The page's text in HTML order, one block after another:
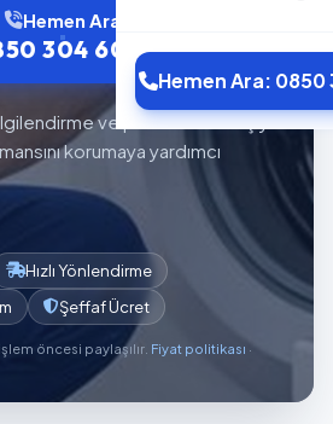
Hemen Ara: 0850
ve planlı servis akışıyla
korumaya yardımcı
Hemen Ara
304 6012
Hızlı Yönlendirme
Şeffaf Ücret
öncesi paylaşılır. Fiyat politikası ·